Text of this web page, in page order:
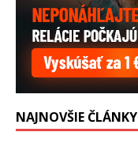
NAJNOVŠIE ČLÁNKY